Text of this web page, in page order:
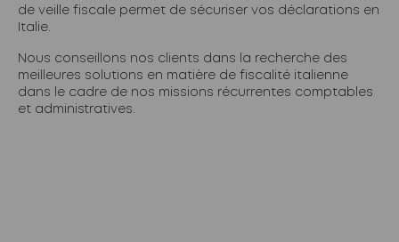
de veille fiscale permet de sécuriser vos déclarations en
Italie.
Nous conseillons nos clients dans la recherche des
meilleures solutions en matière de fiscalité italienne
dans le cadre de nos missions récurrentes comptables
et administratives.